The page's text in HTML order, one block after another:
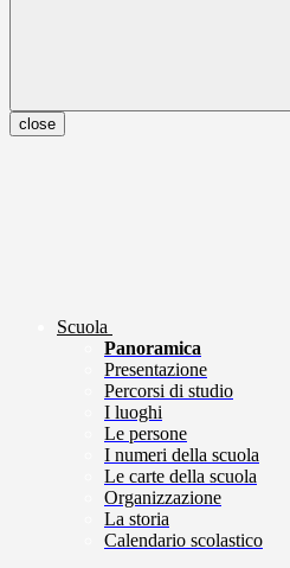
close
Scuola
Panoramica
Presentazione
Percorsi di studio
I luoghi
Le persone
I numeri della scuola
Le carte della scuola
Organizzazione
La storia
Calendario scolastico